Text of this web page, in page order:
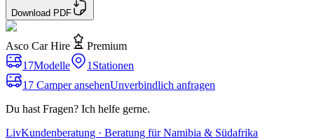
Download PDF
Asco Car Hire
Premium
17Modelle 1 Stationen
17 Camper ansehenUnverbindlich anfragen
Du hast Fragen? Ich helfe gerne.
LivKundenberatung · Beratung für Namibia & Südafrika